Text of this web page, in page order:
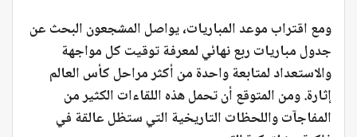
ومع اقتراب موعد المباريات، يواصل المشجعون البحث عن
جدول مباريات ربع نهائي لمعرفة توقيت كل مواجهة
والاستعداد لمتابعة واحدة من أكثر مراحل كأس العالم
إثارة. ومن المتوقع أن تحمل هذه اللقاءات الكثير من
المفاجآت واللحظات التاريخية التي ستظل عالقة في